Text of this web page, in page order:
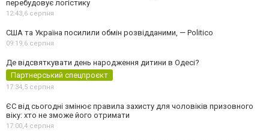
перебудовує логістику
12:43,6 серпня
США та Україна посилили обмін розвідданими, — Politico
09:19,6 серпня
Де відсвяткувати день народження дитини в Одесі?
Партнерський спецпроєкт
17:34,5 серпня
ЄС від сьогодні змінює правила захисту для чоловіків призовного
віку: хто не зможе його отримати
17:00,4 серпня